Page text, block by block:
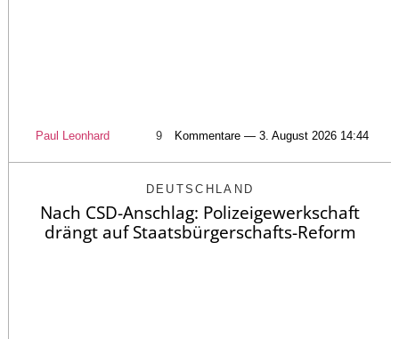
Paul Leonhard 9 Kommentare — 3. August 2026 14:44
DEUTSCHLAND
Nach CSD-Anschlag: Polizeigewerkschaft
drängt auf Staatsbürgerschafts-Reform